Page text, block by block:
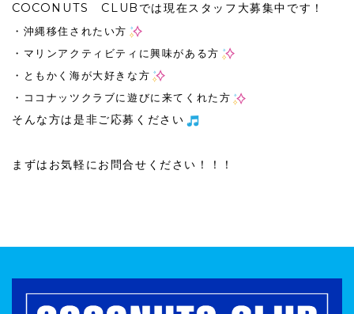
COCONUTS CLUBでは現在スタッフ大募集中です！
・沖縄移住されたい方
・マリンアクティビティに興味がある方
・ともかく海が大好きな方
・ココナッツクラブに遊びに来てくれた方
そんな方は是非ご応募ください
まずはお気軽にお問合せください！！！